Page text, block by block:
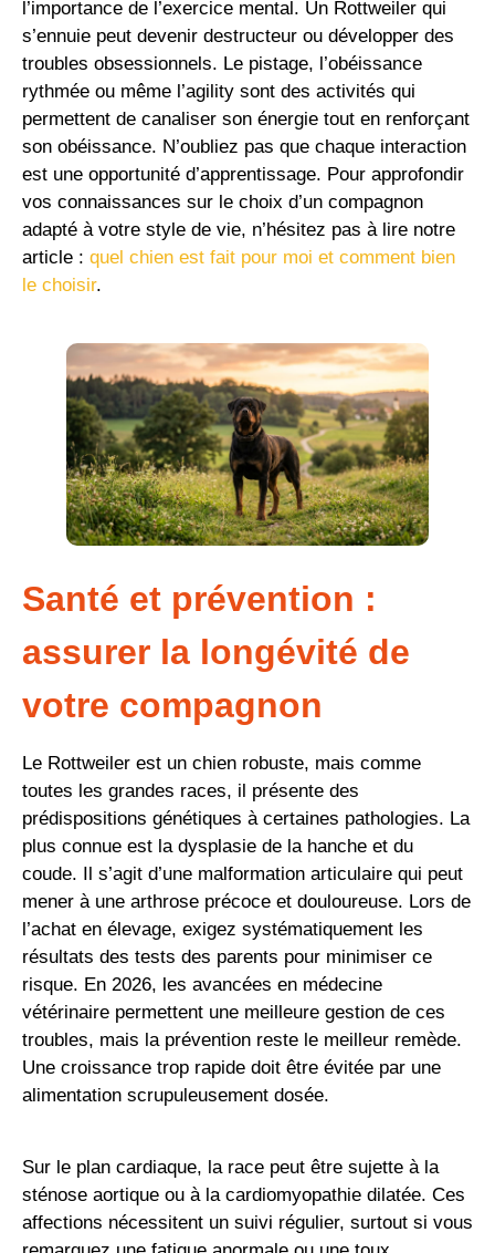
l’importance de l’exercice mental. Un Rottweiler qui
s’ennuie peut devenir destructeur ou développer des
troubles obsessionnels. Le pistage, l’obéissance
rythmée ou même l’agility sont des activités qui
permettent de canaliser son énergie tout en renforçant
son obéissance. N’oubliez pas que chaque interaction
est une opportunité d’apprentissage. Pour approfondir
vos connaissances sur le choix d’un compagnon
adapté à votre style de vie, n’hésitez pas à lire notre
article : quel chien est fait pour moi et comment bien
le choisir.
Santé et prévention :
assurer la longévité de
votre compagnon
Le Rottweiler est un chien robuste, mais comme
toutes les grandes races, il présente des
prédispositions génétiques à certaines pathologies. La
plus connue est la dysplasie de la hanche et du
coude. Il s’agit d’une malformation articulaire qui peut
mener à une arthrose précoce et douloureuse. Lors de
l’achat en élevage, exigez systématiquement les
résultats des tests des parents pour minimiser ce
risque. En 2026, les avancées en médecine
vétérinaire permettent une meilleure gestion de ces
troubles, mais la prévention reste le meilleur remède.
Une croissance trop rapide doit être évitée par une
alimentation scrupuleusement dosée.
Sur le plan cardiaque, la race peut être sujette à la
sténose aortique ou à la cardiomyopathie dilatée. Ces
affections nécessitent un suivi régulier, surtout si vous